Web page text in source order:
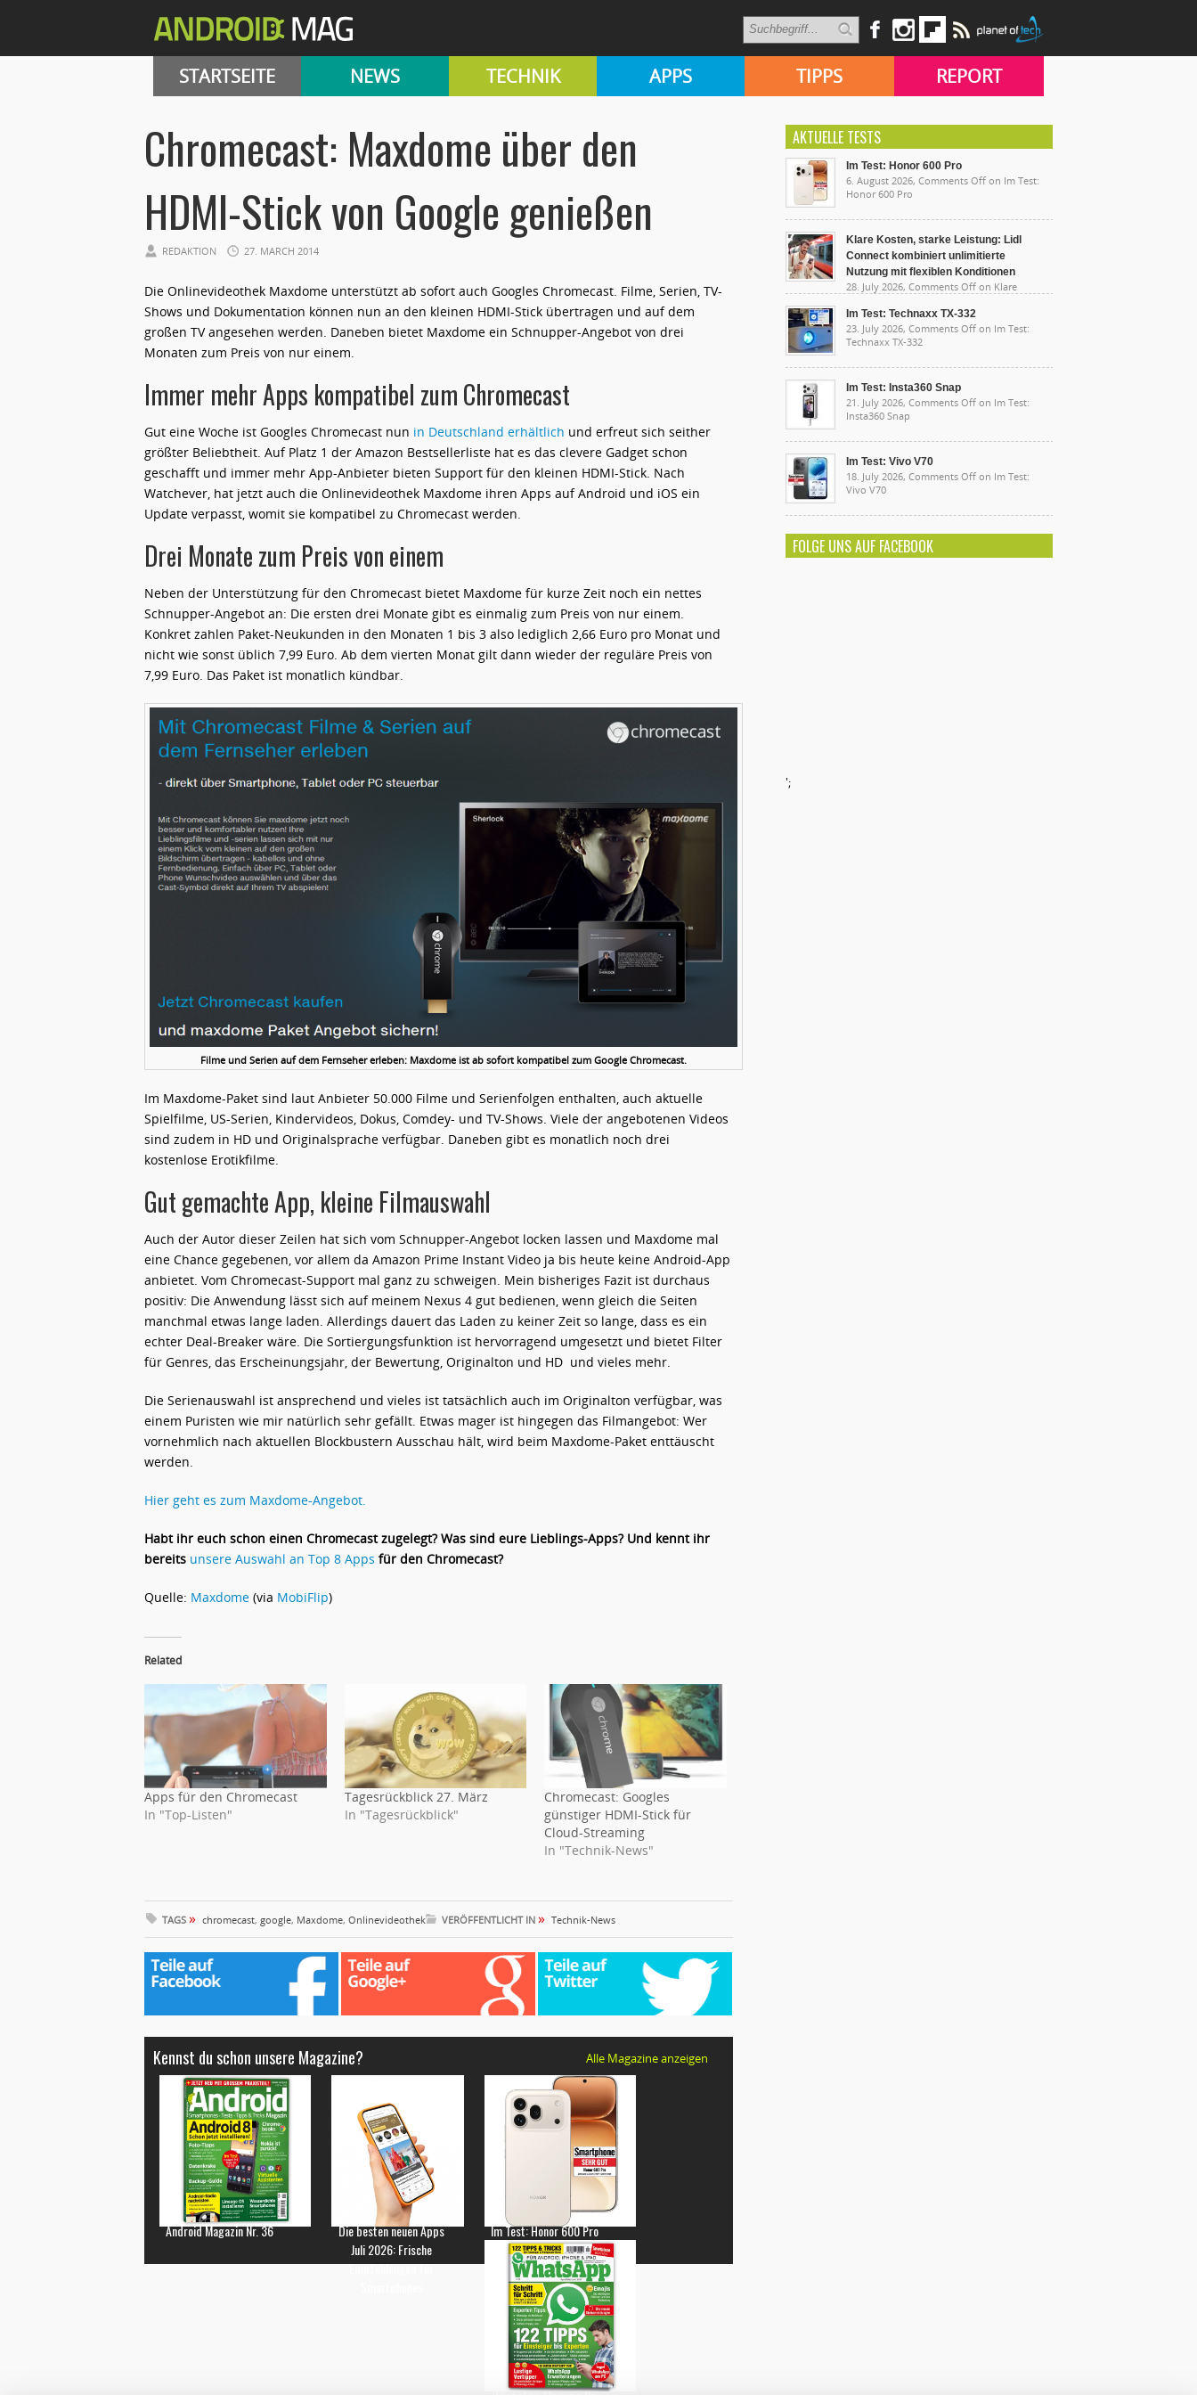
STARTSEITE NEWS TECHNIK APPS TIPPS REPORT
Chromecast: Maxdome über den
HDMI-Stick von Google genießen
REDAKTION 27. MARCH 2014
Die Onlinevideothek Maxdome unterstützt ab sofort auch Googles Chromecast. Filme, Serien, TV-
Shows und Dokumentation können nun an den kleinen HDMI-Stick übertragen und auf dem
großen TV angesehen werden. Daneben bietet Maxdome ein Schnupper-Angebot von drei
Monaten zum Preis von nur einem.
Immer mehr Apps kompatibel zum Chromecast
Gut eine Woche ist Googles Chromecast nun in Deutschland erhältlich und erfreut sich seither
größter Beliebtheit. Auf Platz 1 der Amazon Bestsellerliste hat es das clevere Gadget schon
geschafft und immer mehr App-Anbieter bieten Support für den kleinen HDMI-Stick. Nach
Watchever, hat jetzt auch die Onlinevideothek Maxdome ihren Apps auf Android und iOS ein
Update verpasst, womit sie kompatibel zu Chromecast werden.
Drei Monate zum Preis von einem
Neben der Unterstützung für den Chromecast bietet Maxdome für kurze Zeit noch ein nettes
Schnupper-Angebot an: Die ersten drei Monate gibt es einmalig zum Preis von nur einem.
Konkret zahlen Paket-Neukunden in den Monaten 1 bis 3 also lediglich 2,66 Euro pro Monat und
nicht wie sonst üblich 7,99 Euro. Ab dem vierten Monat gilt dann wieder der reguläre Preis von
7,99 Euro. Das Paket ist monatlich kündbar.
Filme und Serien auf dem Fernseher erleben: Maxdome ist ab sofort kompatibel zum Google Chromecast.
Im Maxdome-Paket sind laut Anbieter 50.000 Filme und Serienfolgen enthalten, auch aktuelle
Spielfilme, US-Serien, Kindervideos, Dokus, Comdey- und TV-Shows. Viele der angebotenen Videos
sind zudem in HD und Originalsprache verfügbar. Daneben gibt es monatlich noch drei
kostenlose Erotikfilme.
Gut gemachte App, kleine Filmauswahl
Auch der Autor dieser Zeilen hat sich vom Schnupper-Angebot locken lassen und Maxdome mal
eine Chance gegebenen, vor allem da Amazon Prime Instant Video ja bis heute keine Android-App
anbietet. Vom Chromecast-Support mal ganz zu schweigen. Mein bisheriges Fazit ist durchaus
positiv: Die Anwendung lässt sich auf meinem Nexus 4 gut bedienen, wenn gleich die Seiten
manchmal etwas lange laden. Allerdings dauert das Laden zu keiner Zeit so lange, dass es ein
echter Deal-Breaker wäre. Die Sortiergungsfunktion ist hervorragend umgesetzt und bietet Filter
für Genres, das Erscheinungsjahr, der Bewertung, Originalton und HD und vieles mehr.
Die Serienauswahl ist ansprechend und vieles ist tatsächlich auch im Originalton verfügbar, was
einem Puristen wie mir natürlich sehr gefällt. Etwas mager ist hingegen das Filmangebot: Wer
vornehmlich nach aktuellen Blockbustern Ausschau hält, wird beim Maxdome-Paket enttäuscht
werden.
Hier geht es zum Maxdome-Angebot.
Habt ihr euch schon einen Chromecast zugelegt? Was sind eure Lieblings-Apps? Und kennt ihr
bereits unsere Auswahl an Top 8 Apps für den Chromecast?
Quelle: Maxdome (via MobiFlip)
Related
Apps für den Chromecast
In "Top-Listen"
Tagesrückblick 27. März
In "Tagesrückblick"
Chromecast: Googles
günstiger HDMI-Stick für
Cloud-Streaming
In "Technik-News"
TAGS » chromecast, google, Maxdome, Onlinevideothek VERÖFFENTLICHT IN » Technik-News
Kennst du schon unsere Magazine? Alle Magazine anzeigen
Android Magazin Nr. 36
Die besten neuen Apps
Juli 2026: Frische
Empfehlungen für
Im Test: Honor 600 Pro
AKTUELLE TESTS
Im Test: Honor 600 Pro
6. August 2026, Comments Off on Im Test:
Honor 600 Pro
Klare Kosten, starke Leistung: Lidl
Connect kombiniert unlimitierte
Nutzung mit flexiblen Konditionen
28. July 2026, Comments Off on Klare
unlimitierte Nutzung mit flexiblen Konditionen
Im Test: Technaxx TX-332
23. July 2026, Comments Off on Im Test:
Technaxx TX-332
Im Test: Insta360 Snap
21. July 2026, Comments Off on Im Test:
Insta360 Snap
Im Test: Vivo V70
18. July 2026, Comments Off on Im Test:
Vivo V70
FOLGE UNS AUF FACEBOOK
';